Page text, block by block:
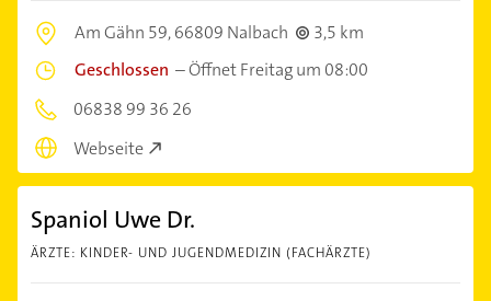
Am Gähn 59,66809 Nalbach
3,5 km
Geschlossen –Öffnet Freitag um 08:00
06838 99 36 26
Webseite
Spaniol Uwe Dr.
ÄRZTE: KINDER- UND JUGENDMEDIZIN (FACHÄRZTE)